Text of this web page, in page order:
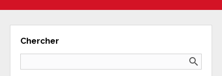
Chercher
search